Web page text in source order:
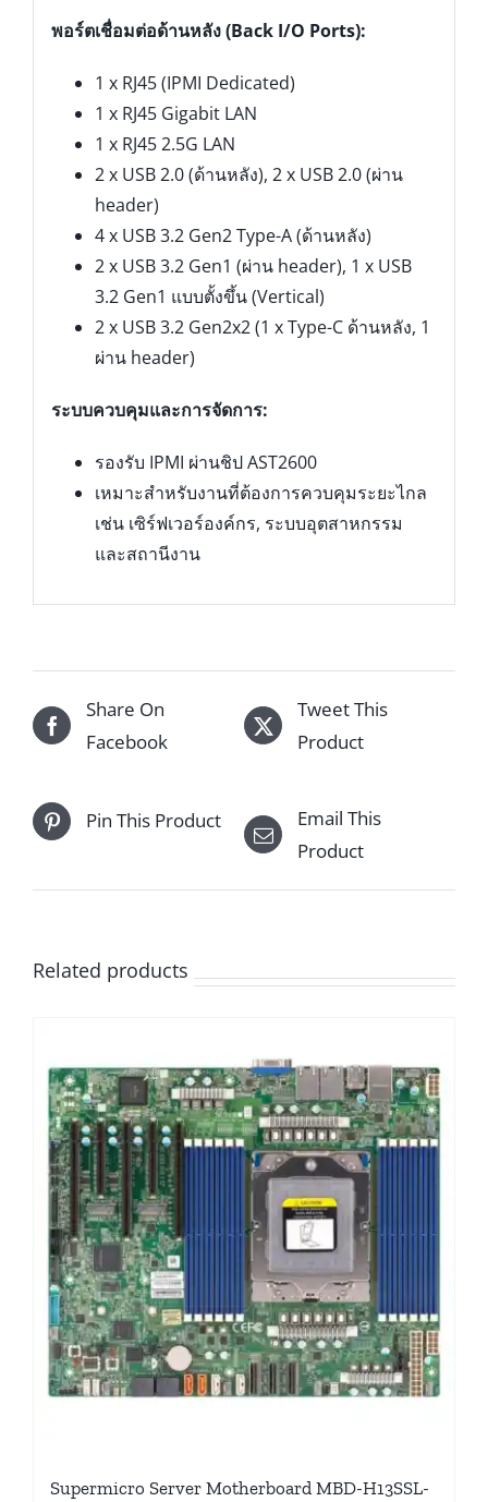
พอร์ตเชื่อมต่อด้านหลัง (Back I/O Ports):
1 x RJ45 (IPMI Dedicated)
1 x RJ45 Gigabit LAN
1 x RJ45 2.5G LAN
2 x USB 2.0 (ด้านหลัง), 2 x USB 2.0 (ผ่าน
header)
4 x USB 3.2 Gen2 Type-A (ด้านหลัง)
2 x USB 3.2 Gen1 (ผ่าน header), 1 x USB
3.2 Gen1 แบบตั้งขึ้น (Vertical)
2 x USB 3.2 Gen2x2 (1 x Type-C ด้านหลัง, 1
ผ่าน header)
ระบบควบคุมและการจัดการ:
รองรับ IPMI ผ่านชิป AST2600
เหมาะสำหรับงานที่ต้องการควบคุมระยะไกล
เช่น เซิร์ฟเวอร์องค์กร, ระบบอุตสาหกรรม
และสถานีงาน
Share On
Facebook
Tweet This
Product
Pin This Product
Email This
Product
Related products
Supermicro Server Motherboard MBD-H13SSL-